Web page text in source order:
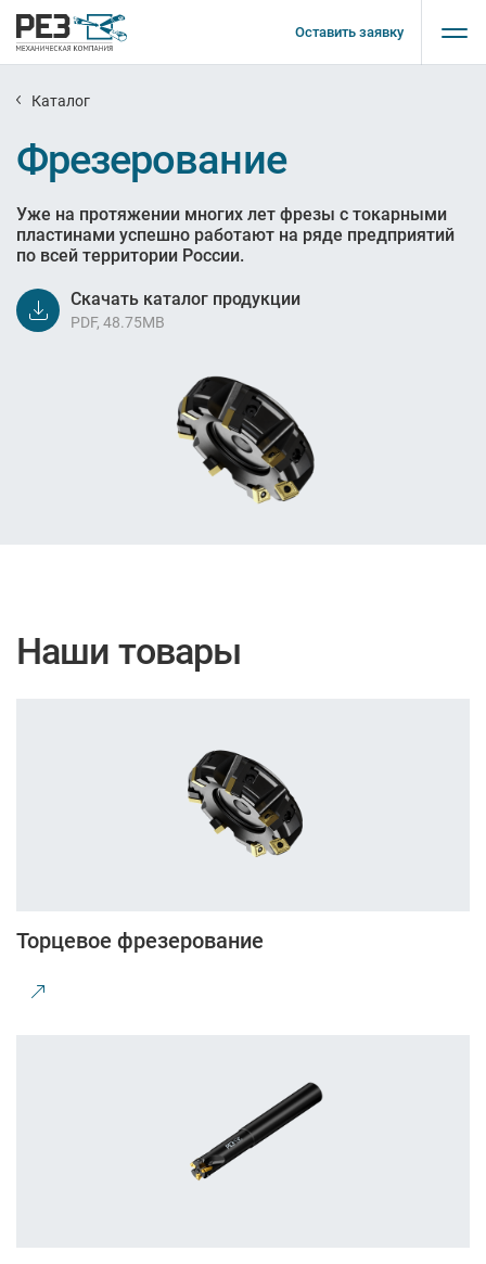
Оставить заявку
Каталог
Фрезерование
Уже на протяжении многих лет фрезы с токарными
пластинами успешно работают на ряде предприятий
по всей территории России.
Скачать каталог продукции
PDF, 48.75MB
Наши товары
Торцевое фрезерование